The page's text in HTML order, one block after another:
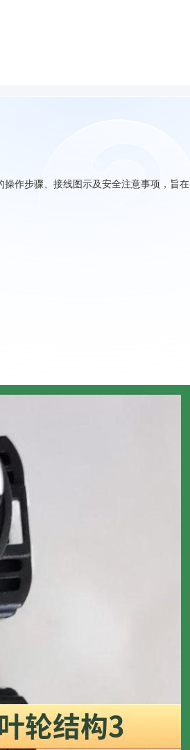
作步骤、接线图示及安全注意事项，旨在